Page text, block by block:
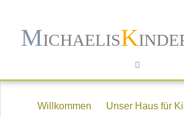
MICHAELISK
Willkommen Unser Haus für